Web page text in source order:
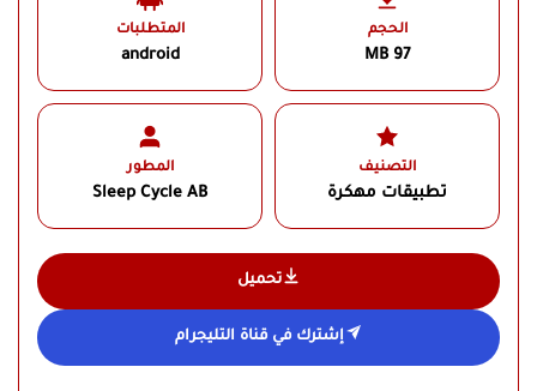
الحجم
97 MB
المتطلبات
android
التصنيف
تطبيقات مهكرة
المطور
Sleep Cycle AB‏
تحميل
إشترك في قناة التليجرام